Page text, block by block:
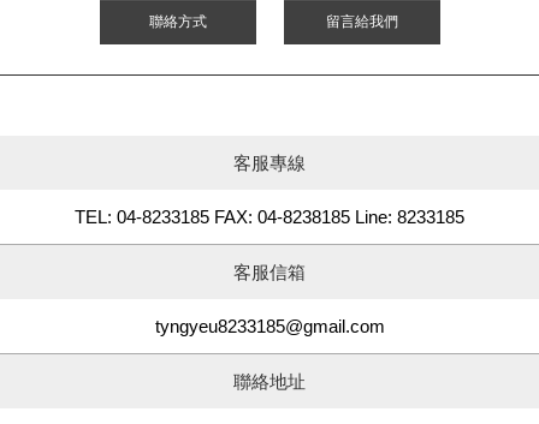
聯絡方式 留言給我們
客服專線
TEL: 04-8233185 FAX: 04-8238185 Line: 8233185
客服信箱
tyngyeu8233185@gmail.com
聯絡地址